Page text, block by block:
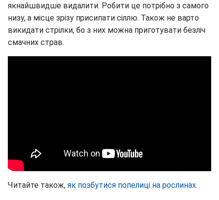
якнайшвидше видалити. Робити це потрібно з самого
низу, а місце зрізу присипати сіллю. Також не варто
викидати стрілки, бо з них можна приготувати безліч
смачних страв.
Читайте також, як позбутися попелиці на рослинах.